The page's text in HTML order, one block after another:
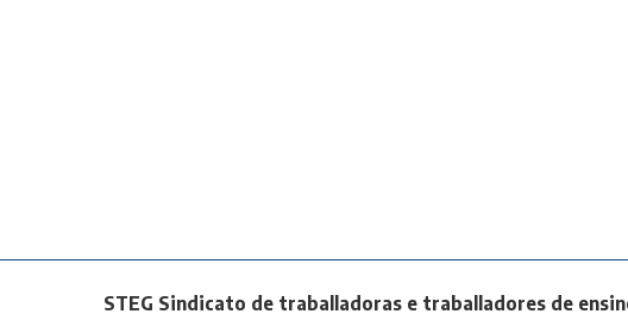
STEG Sindicato de traballadoras e traballadores de